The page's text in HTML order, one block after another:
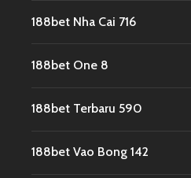
188bet Nha Cai 716
188bet One 8
188bet Terbaru 590
188bet Vao Bong 142